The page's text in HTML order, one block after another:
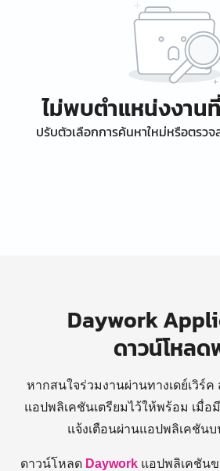
ไม่พบตำแหน่งงา
ปรับตัวเลือกการค้นหาใหม่หรือตรว
Daywork
ดาวน์โหลด
หากสนใจร่วมงานผ่านทางเดย์เวิร์
แอปพลิเคชันเตรียมไว้ให้พร้อม เมื่อ
แจ้งเตือนผ่านแอปพลิเคชัน
ดาวน์โหลด Daywork แอปพลิเคชันข